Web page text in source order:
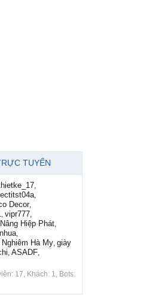
TUYẾN
Decor,
vipr777
Hiệp Phát
Nghiêm Hà My giày
ASADF
17, Khách: 1, Bots: